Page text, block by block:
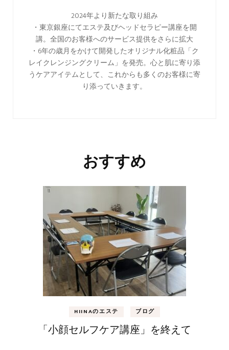
2024年より新たな取り組み
・東京銀座にてエステ及びヘッドセラピー講座を開
講。全国のお客様へのサービス提供をさらに拡大
・6年の歳月をかけて開発したオリジナル化粧品「ク
レイクレンジングクリーム」を発売。心と肌に寄り添
うケアアイテムとして、これからも多くのお客様に寄
り添っていきます。
おすすめ
HIINAのエステ ブログ
「小顔セルフケア講座」を終えて